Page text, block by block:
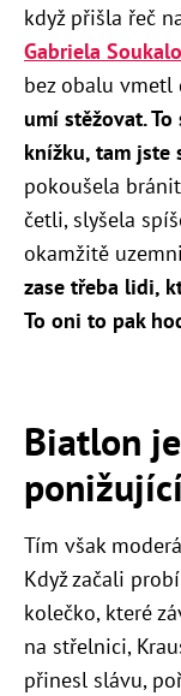
když přišla řeč
Gabriela
bez obalu vmetl
umí stěžovat.
knížku, tam jste
pokoušela
četli, slyšela
okamžitě
zase třeba lidi,
To oni to pak
Biatlon
Tím však
Když začali
kolečko, které
na střelnici,
přinesl slávu,